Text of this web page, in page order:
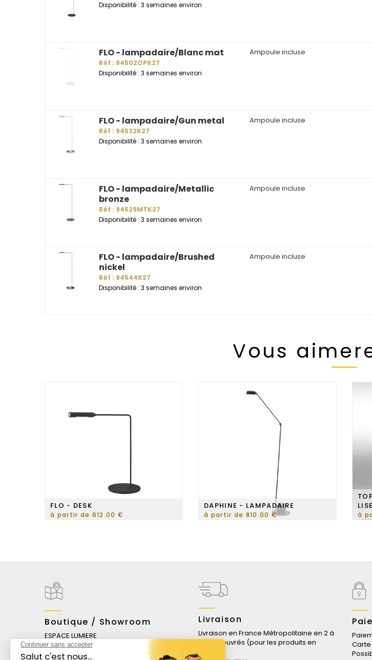
Disponibilité : 3 semaines environ
FLO - lampadaire/Blanc mat
Réf : 94502OPK27
Disponibilité : 3 semaines environ
Ampoule incluse
FLO - lampadaire/Gun metal
Réf : 94532K27
Disponibilité : 3 semaines environ
Ampoule incluse
FLO - lampadaire/Metallic
bronze
Réf : 94529MTK27
Disponibilité : 3 semaines environ
Ampoule incluse
FLO - lampadaire/Brushed
nickel
Réf : 94544K27
Disponibilité : 3 semaines environ
Ampoule incluse
Vous
FLO - DESK
à partir de 612.00 €
DAPHINE - LAMPADAIRE
à partir de 810.00 € à
Boutique / Showroom
ESPACE LUMIERE
167-169 Bd Haussmann
75008 Paris
Livraison
Livraison en France Métropolitaine en 2 à
3 jours ouvrés (pour les produits en